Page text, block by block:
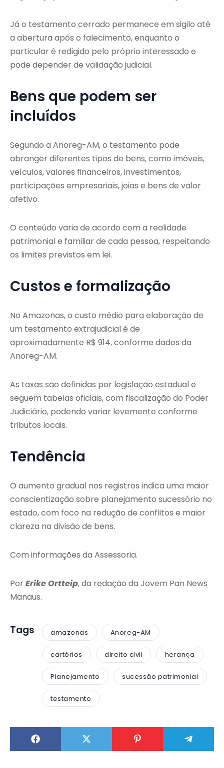
Já o testamento cerrado permanece em sigilo até
a abertura após o falecimento, enquanto o
particular é redigido pelo próprio interessado e
pode depender de validação judicial.
Bens que podem ser
incluídos
Segundo a Anoreg-AM, o testamento pode
abranger diferentes tipos de bens, como imóveis,
veículos, valores financeiros, investimentos,
participações empresariais, joias e bens de valor
afetivo.
O conteúdo varia de acordo com a realidade
patrimonial e familiar de cada pessoa, respeitando
os limites previstos em lei.
Custos e formalização
No Amazonas, o custo médio para elaboração de
um testamento extrajudicial é de
aproximadamente R$ 914, conforme dados da
Anoreg-AM.
As taxas são definidas por legislação estadual e
seguem tabelas oficiais, com fiscalização do Poder
Judiciário, podendo variar levemente conforme
tributos locais.
Tendência
O aumento gradual nos registros indica uma maior
conscientização sobre planejamento sucessório no
estado, com foco na redução de conflitos e maior
clareza na divisão de bens.
Com informações da Assessoria.
PorErike Ortteip, da redação da Jovem Pan News
Manaus.
Tags amazonas Anoreg-AM
cartórios direito civil herança
Planejamento sucessão patrimonial
testamento